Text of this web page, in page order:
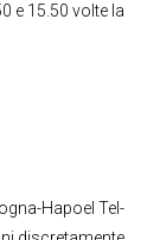
e 15.50 volte la
Hapoel Tel-